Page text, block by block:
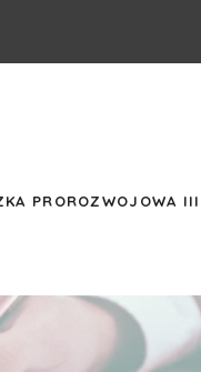
PROROZWOJOWA III